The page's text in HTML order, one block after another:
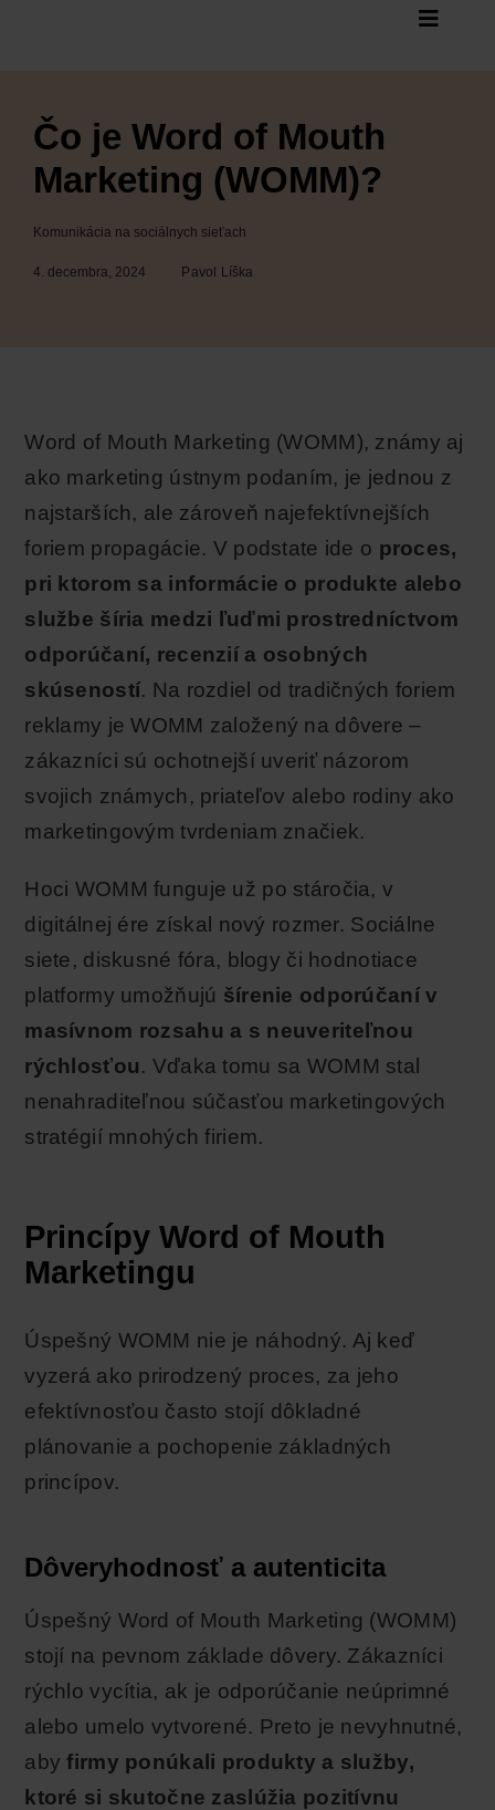
Toggle
Audit
Služby
Blog
Kontakt
Čo je Word of Mouth
Marketing (WOMM)?
Komunikácia na sociálnych sieťach
4. decembra, 2024 Pavol Líška
Word of Mouth Marketing (WOMM), známy aj
ako marketing ústnym podaním, je jednou z
najstarších, ale zároveň najefektívnejších
foriem propagácie. V podstate ide o proces,
pri ktorom sa informácie o produkte alebo
službe šíria medzi ľuďmi prostredníctvom
odporúčaní, recenzií a osobných
skúseností. Na rozdiel od tradičných foriem
reklamy je WOMM založený na dôvere –
zákazníci sú ochotnejší uveriť názorom
svojich známych, priateľov alebo rodiny ako
marketingovým tvrdeniam značiek.
Hoci WOMM funguje už po stáročia, v
digitálnej ére získal nový rozmer. Sociálne
siete, diskusné fóra, blogy či hodnotiace
platformy umožňujú šírenie odporúčaní v
masívnom rozsahu a s neuveriteľnou
rýchlosťou. Vďaka tomu sa WOMM stal
nenahraditeľnou súčasťou marketingových
stratégií mnohých firiem.
Princípy Word of Mouth
Marketingu
Úspešný WOMM nie je náhodný. Aj keď
vyzerá ako prirodzený proces, za jeho
efektívnosťou často stojí dôkladné
plánovanie a pochopenie základných
princípov.
Dôveryhodnosť a autenticita
Úspešný Word of Mouth Marketing (WOMM)
stojí na pevnom základe dôvery. Zákazníci
rýchlo vycítia, ak je odporúčanie neúprimné
alebo umelo vytvorené. Preto je nevyhnutné,
abyfirmy ponúkali produkty a služby,
ktoré si skutočne zaslúžia pozitívnu